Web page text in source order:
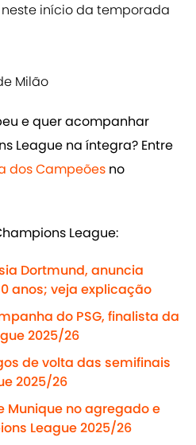
início da temporada
Milão
e quer acompanhar
League na íntegra? Entre
dos Campeões no
League:
Dortmund, anuncia
anos; veja explicação
do PSG, finalista da
2025/26
de volta das semifinais
2025/26
Munique no agregado e
League 2025/26